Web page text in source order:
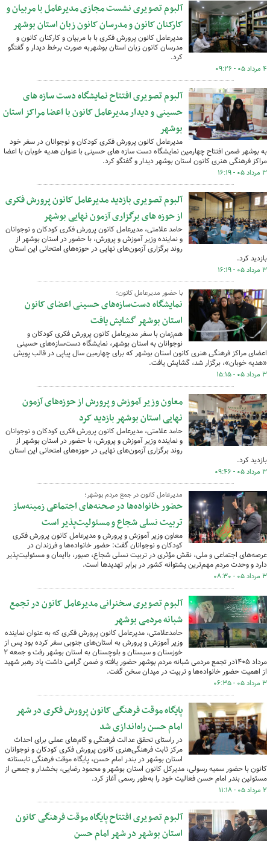
آلبوم تصویری نشست مجازی مدیرعامل با مربیان و
کارکنان کانون و مدرسان کانون زبان استان بوشهر
مدیرعامل کانون پرورش فکری با با مربیان و کارکنان کانون و
مدرسان کانون زبان استان بوشهربه صورت برخط دیدار و گفتگو
کرد.
۴ مرداد ۰۵ - ۰۹:۲۶
آلبوم تصویری افتتاح نمایشگاه دست سازه های
حسینی و دیدار مدیرعامل کانون با اعضا مراکز استان
بوشهر
مدیرعامل کانون پرورش فکری کودکان و نوجوانان در سفر خود
به بوشهر ضمن افتتاح چهارمین نمایشگاه دست سازه های حسینی با عنوان هدیه خوبان با اعضا
مراکز فرهنگی هنری کانون استان بوشهر دیدار و گفتگو کرد.
۳ مرداد ۰۵ - ۱۶:۱۹
آلبوم تصویری بازدید مدیرعامل کانون پرورش فکری
از حوزه های برگزاری آزمون نهایی بوشهر
حامد علامتی، مدیرعامل کانون پرورش فکری کودکان و نوجوانان
و نماینده وزیر آموزش و پرورش، با حضور در استان بوشهر از
روند برگزاری آزمون‌های نهایی در حوزه‌های امتحانی این استان
بازدید کرد.
۳ مرداد ۰۵ - ۱۶:۱۹
با حضور مدیرعامل کانون؛
نمایشگاه دست‌سازه‌های حسینی اعضای کانون
استان بوشهر گشایش یافت
هم‌زمان با سفر مدیرعامل کانون پرورش فکری کودکان و
نوجوانان به استان بوشهر، نمایشگاه دست‌سازه‌های حسینی
اعضای مراکز فرهنگی هنری کانون استان بوشهر که برای چهارمین سال پیاپی در قالب پویش
«هدیه خوبان»، برگزار شد، گشایش یافت.
۳ مرداد ۰۵ - ۱۵:۱۵
معاون وزیر آموزش و پرورش از حوزه‌های آزمون
نهایی استان بوشهر بازدید کرد
حامد علامتی، مدیرعامل کانون پرورش فکری کودکان و نوجوانان
و نماینده وزیر آموزش و پرورش، با حضور در استان بوشهر از
روند برگزاری آزمون‌های نهایی در حوزه‌های امتحانی این استان
بازدید کرد.
۳ مرداد ۰۵ - ۰۹:۴۶
مدیرعامل کانون در جمع مردم بوشهر؛
حضور خانواده‌ها در صحنه‌های اجتماعی زمینه‌ساز
تربیت نسلی شجاع و مسئولیت‌پذیر است
معاون وزیر آموزش و پرورش و مدیرعامل کانون پرورش فکری
کودکان و نوجوانان گفت: حضور خانواده‌ها و فرزندان در
عرصه‌های اجتماعی و ملی، نقش مؤثری در تربیت نسلی شجاع، صبور، باایمان و مسئولیت‌پذیر
دارد و وحدت مردم مهم‌ترین پشتوانه کشور در برابر تهدیدها است.
۳ مرداد ۰۵ - ۰۸:۳۰
آلبوم تصویری سخنرانی مدیرعامل کانون در تجمع
شبانه مردمی بوشهر
حامدعلامتی، مدیرعامل کانون پرورش فکری که به عنوان نماینده
وزیر آموزش و پرورش به استان‌های جنوبی سفر کرده بود پس از
خوزستان و سیستان و بلوچستان به استان بوشهر رفت و جمعه ۲
مرداد ۱۴۰۵در تجمع مردمی شبانه مردم بوشهر حضور یافته و ضمن گرامی داشت یاد رهبر شهید
از اهمیت حضور خانواده‌ها و تربیت در میدان سخن گفت.
۳ مرداد ۰۵ - ۰۶:۳۵
پایگاه موقت فرهنگی کانون پرورش فکری در شهر
امام حسن راه‌اندازی شد
در راستای تحقق عدالت فرهنگی و گام‌های عملی برای احداث
مرکز ثابت فرهنگی‌هنری کانون پرورش فکری کودکان و نوجوانان
استان بوشهر در بندر امام حسن، پایگاه موقت فرهنگی تابستانه
کانون با حضور سمیه رسولی، مدیرکل کانون استان بوشهر و محمود رضایی، بخشدار و جمعی از
مسئولین بندر امام حسن فعالیت خود را به‌طور رسمی آغاز کرد.
۲ مرداد ۰۵ - ۱۱:۱۸
آلبوم تصویری افتتاح پایگاه موقت فرهنگی کانون
استان بوشهر در شهر امام حسن